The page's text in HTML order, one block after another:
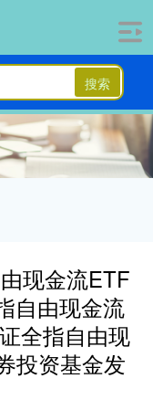
搜索
现金流ETF
自由现金流
全指自由现
投资基金发